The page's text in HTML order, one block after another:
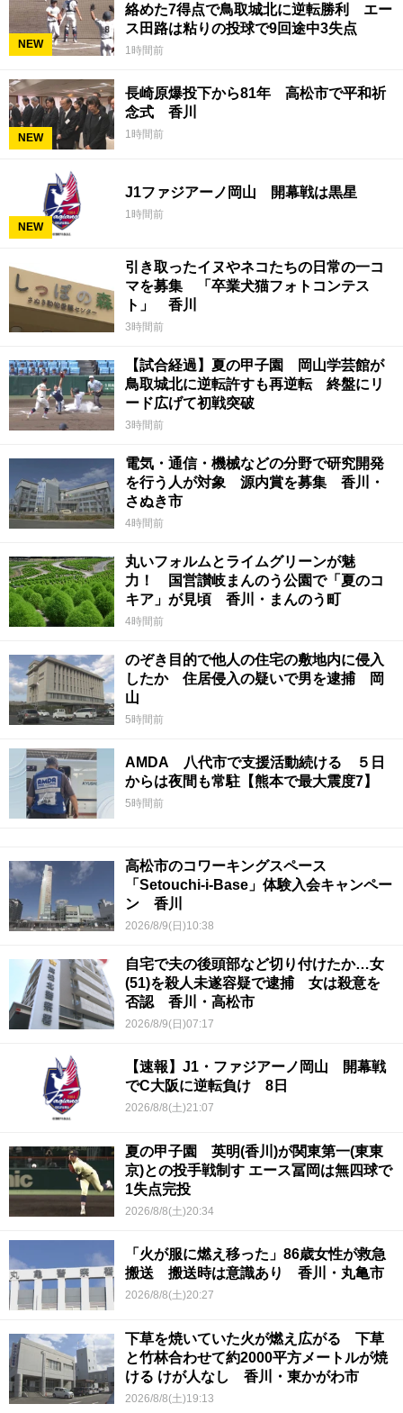
NEW
絡めた7得点で鳥取城北に逆転勝利 エー
ス田路は粘りの投球で9回途中3失点
1時間前
NEW
長崎原爆投下から81年 高松市で平和祈
念式 香川
1時間前
NEW
J1ファジアーノ岡山 開幕戦は黒星
1時間前
引き取ったイヌやネコたちの日常の一コ
マを募集 「卒業犬猫フォトコンテス
ト」 香川
3時間前
【試合経過】夏の甲子園 岡山学芸館が
鳥取城北に逆転許すも再逆転 終盤にリ
ード広げて初戦突破
3時間前
電気・通信・機械などの分野で研究開発
を行う人が対象 源内賞を募集 香川・
さぬき市
4時間前
丸いフォルムとライムグリーンが魅
力！ 国営讃岐まんのう公園で「夏のコ
キア」が見頃 香川・まんのう町
4時間前
のぞき目的で他人の住宅の敷地内に侵入
したか 住居侵入の疑いで男を逮捕 岡
山
5時間前
AMDA 八代市で支援活動続ける ５日
からは夜間も常駐【熊本で最大震度7】
5時間前
高松市のコワーキングスペース
「Setouchi-i-Base」体験入会キャンペー
ン 香川
2026/8/9(日)10:38
自宅で夫の後頭部など切り付けたか…女
(51)を殺人未遂容疑で逮捕 女は殺意を
否認 香川・高松市
2026/8/9(日)07:17
【速報】J1・ファジアーノ岡山 開幕戦
でC大阪に逆転負け 8日
2026/8/8(土)21:07
夏の甲子園 英明(香川)が関東第一(東東
京)との投手戦制す エース冨岡は無四球で
1失点完投
2026/8/8(土)20:34
「火が服に燃え移った」86歳女性が救急
搬送 搬送時は意識あり 香川・丸亀市
2026/8/8(土)20:27
下草を焼いていた火が燃え広がる 下草
と竹林合わせて約2000平方メートルが焼
ける けが人なし 香川・東かがわ市
2026/8/8(土)19:13